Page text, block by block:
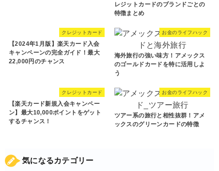
レジットカードのブランドごとの
特徴まとめ
クレジットカード
【2024年1月版】楽天カード入会
キャンペーンの完全ガイド！最大
22,000円のチャンス
お金のライフハック
海外旅行の強い味方！アメックス
のゴールドカードを特に活用しよ
う
クレジットカード
【楽天カード新規入会キャンペー
ン】最大10,000ポイントをゲット
するチャンス！
お金のライフハック
ツアー系の旅行と相性抜群！アメ
ックスのグリーンカードの特徴
気になるカテゴリー